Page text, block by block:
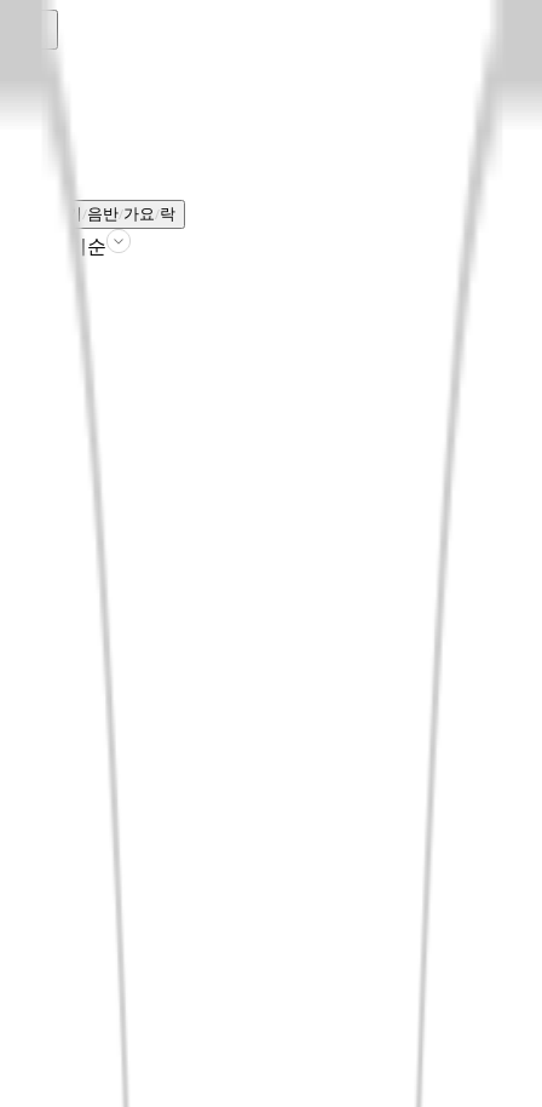
전체보기 음반 가요 락
판매인기순